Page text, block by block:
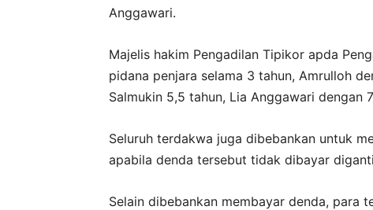
Anggawari.
Majelis hakim Pengadilan Tipikor apda
pidana penjara selama 3 tahun, Amrulloh
Salmukin 5,5 tahun, Lia Anggawari dengan
Seluruh terdakwa juga dibebankan untuk
apabila denda tersebut tidak dibayar
Selain dibebankan membayar denda, para